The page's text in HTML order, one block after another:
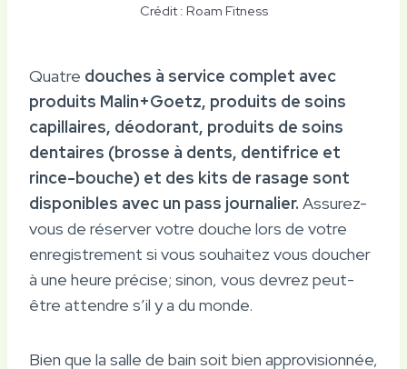
Crédit : Roam Fitness
Quatre douches à service complet avec
produits Malin+Goetz, produits de soins
capillaires, déodorant, produits de soins
dentaires (brosse à dents, dentifrice et
rince-bouche) et des kits de rasage sont
disponibles avec un pass journalier. Assurez-
vous de réserver votre douche lors de votre
enregistrement si vous souhaitez vous doucher
à une heure précise; sinon, vous devrez peut-
être attendre s’il y a du monde.
Bien que la salle de bain soit bien approvisionnée,